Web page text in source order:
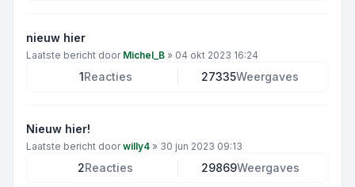
nieuw hier
Laatste bericht door Michel_B » 04 okt 2023 16:24
1Reacties 27335Weergaves
Nieuw hier!
Laatste bericht doorwilly4 » 30 jun 2023 09:13
2Reacties 29869Weergaves